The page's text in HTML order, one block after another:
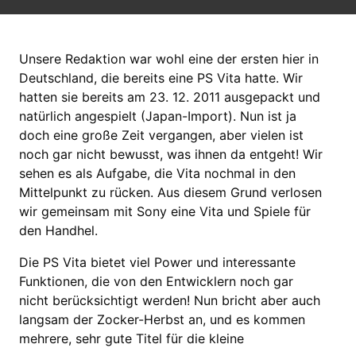
Unsere Redaktion war wohl eine der ersten hier in
Deutschland, die bereits eine PS Vita hatte. Wir
hatten sie bereits am 23. 12. 2011 ausgepackt und
natürlich angespielt (Japan-Import). Nun ist ja
doch eine große Zeit vergangen, aber vielen ist
noch gar nicht bewusst, was ihnen da entgeht! Wir
sehen es als Aufgabe, die Vita nochmal in den
Mittelpunkt zu rücken. Aus diesem Grund verlosen
wir gemeinsam mit Sony eine Vita und Spiele für
den Handhel.
Die PS Vita bietet viel Power und interessante
Funktionen, die von den Entwicklern noch gar
nicht berücksichtigt werden! Nun bricht aber auch
langsam der Zocker-Herbst an, und es kommen
mehrere, sehr gute Titel für die kleine